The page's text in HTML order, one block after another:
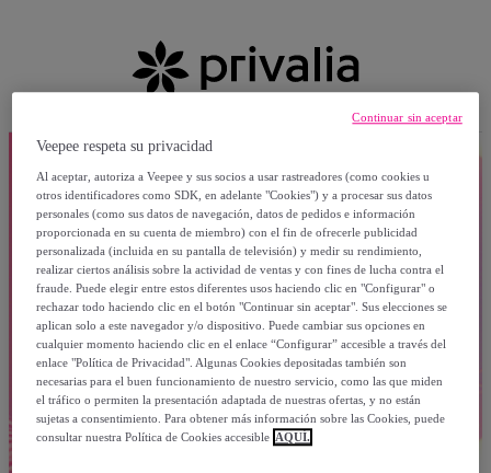
Veepee respeta su privacidad
Al aceptar, autoriza a Veepee y sus socios a usar rastreadores (como cookies u
otros identificadores como SDK, en adelante "Cookies") y a procesar sus datos
personales (como sus datos de navegación, datos de pedidos e información
proporcionada en su cuenta de miembro) con el fin de ofrecerle publicidad
personalizada (incluida en su pantalla de televisión) y medir su rendimiento,
realizar ciertos análisis sobre la actividad de ventas y con fines de lucha contra el
fraude. Puede elegir entre estos diferentes usos haciendo clic en "Configurar" o
rechazar todo haciendo clic en el botón "Continuar sin aceptar". Sus elecciones se
aplican solo a este navegador y/o dispositivo. Puede cambiar sus opciones en
cualquier momento haciendo clic en el enlace “Configurar” accesible a través del
enlace "Política de Privacidad". Algunas Cookies depositadas también son
necesarias para el buen funcionamiento de nuestro servicio, como las que miden
el tráfico o permiten la presentación adaptada de nuestras ofertas, y no están
sujetas a consentimiento. Para obtener más información sobre las Cookies, puede
consultar nuestra Política de Cookies accesible AQUÍ.
Continuar sin aceptar